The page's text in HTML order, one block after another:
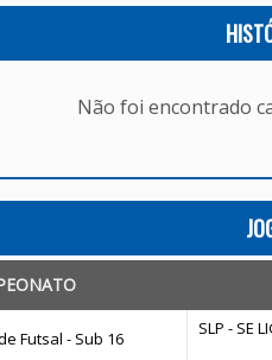
Não foi encontrado
Futsal - Sub 16 SLP - SE